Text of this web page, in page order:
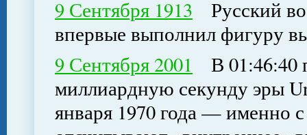
9 Сентября 1913 Русский
впервые выполнил фигуру
9 Сентября 2001 В 01:46:40
миллиардную секунду эры
января 1970 года — именно